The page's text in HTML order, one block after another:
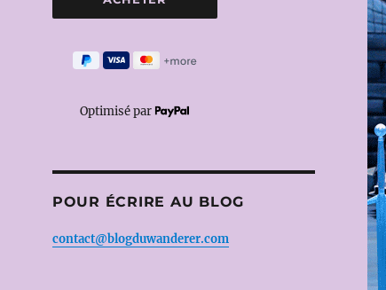
Optimisé par
POUR ÉCRIRE AU BLOG
contact@blogduwanderer.com